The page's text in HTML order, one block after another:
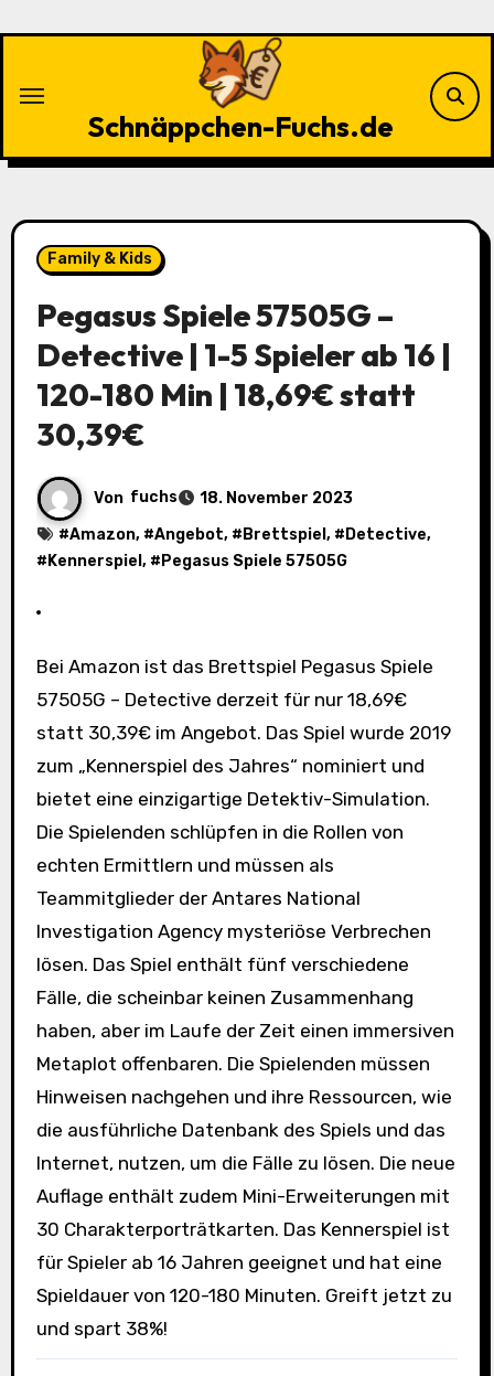
Schnäppchen-Fuchs.de
Family & Kids
Pegasus Spiele 57505G –
Detective | 1-5 Spieler ab 16 |
120-180 Min | 18,69€ statt
30,39€
Von fuchs
18. November 2023
#Amazon, #Angebot, # Brettspiel , # Detective,
# Kennerspiel , # Pegasus Spiele 57505G
Bei Amazon ist das Brettspiel Pegasus Spiele
57505G – Detective derzeit für nur 18,69€
statt 30,39€ im Angebot. Das Spiel wurde 2019
zum „Kennerspiel des Jahres“ nominiert und
bietet eine einzigartige Detektiv-Simulation.
Die Spielenden schlüpfen in die Rollen von
echten Ermittlern und müssen als
Teammitglieder der Antares National
Investigation Agency mysteriöse Verbrechen
lösen. Das Spiel enthält fünf verschiedene
Fälle, die scheinbar keinen Zusammenhang
haben, aber im Laufe der Zeit einen immersiven
Metaplot offenbaren. Die Spielenden müssen
Hinweisen nachgehen und ihre Ressourcen, wie
die ausführliche Datenbank des Spiels und das
Internet, nutzen, um die Fälle zu lösen. Die neue
Auflage enthält zudem Mini-Erweiterungen mit
30 Charakterporträtkarten. Das Kennerspiel ist
für Spieler ab 16 Jahren geeignet und hat eine
Spieldauer von 120-180 Minuten. Greift jetzt zu
und spart 38%!